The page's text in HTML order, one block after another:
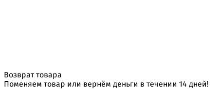
Возврат товара
Поменяем товар или вернём деньги в течении 14 дней!